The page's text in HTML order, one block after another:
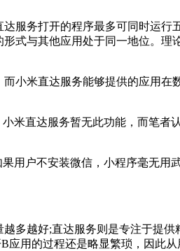
务打开的程序最多可同时运行
式与其他应用处于同一地位。理
小米直达服务能够提供的应用在
直达服务暂无此功能，而笔者
户不安装微信，小程序毫无用
越好;直达服务则是专注于提供
用的过程还是略显繁琐，因此